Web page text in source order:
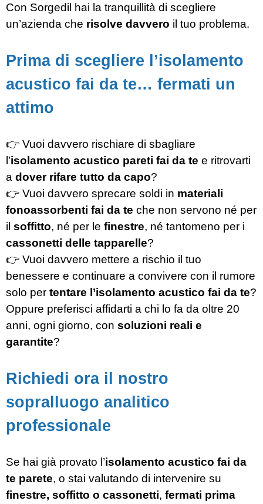
Con Sorgedil hai la tranquillità di scegliere
un’azienda che risolve davvero il tuo problema.
Prima di scegliere l’isolamento
acustico fai da te… fermati un
attimo
👉 Vuoi davvero rischiare di sbagliare
l’isolamento acustico pareti fai da te e ritrovarti
a dover rifare tutto da capo?
👉 Vuoi davvero sprecare soldi in materiali
fonoassorbenti fai da te che non servono né per
il soffitto, né per le finestre, né tantomeno per i
cassonetti delle tapparelle?
👉 Vuoi davvero mettere a rischio il tuo
benessere e continuare a convivere con il rumore
solo per tentare l’isolamento acustico fai da te?
Oppure preferisci affidarti a chi lo fa da oltre 20
anni, ogni giorno, con soluzioni reali e
garantite?
Richiedi ora il nostro
sopralluogo analitico
professionale
Se hai già provato l’isolamento acustico fai da
te parete, o stai valutando di intervenire su
finestre, soffitto o cassonetti, fermati prima